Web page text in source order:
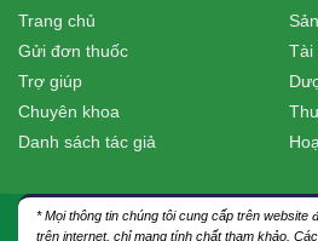
Trang chủ
Gửi đơn thuốc
Trợ giúp
Chuyên khoa
Danh sách tác giả
Tài
* Mọi thông tin chúng tôi cung cấp trên website
trên internet, chỉ mang tính chất tham khảo.